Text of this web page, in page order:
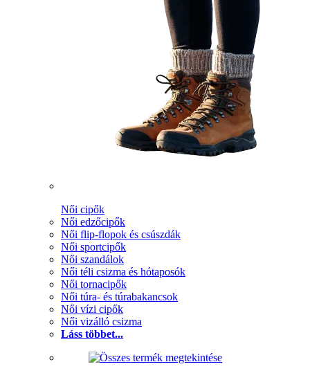
Női cipők
Női edzőcipők
Női flip-flopok és csúszdák
Női sportcipők
Női szandálok
Női téli csizma és hótaposók
Női tornacipők
Női túra- és túrabakancsok
Női vízi cipők
Női vizálló csizma
Láss többet...